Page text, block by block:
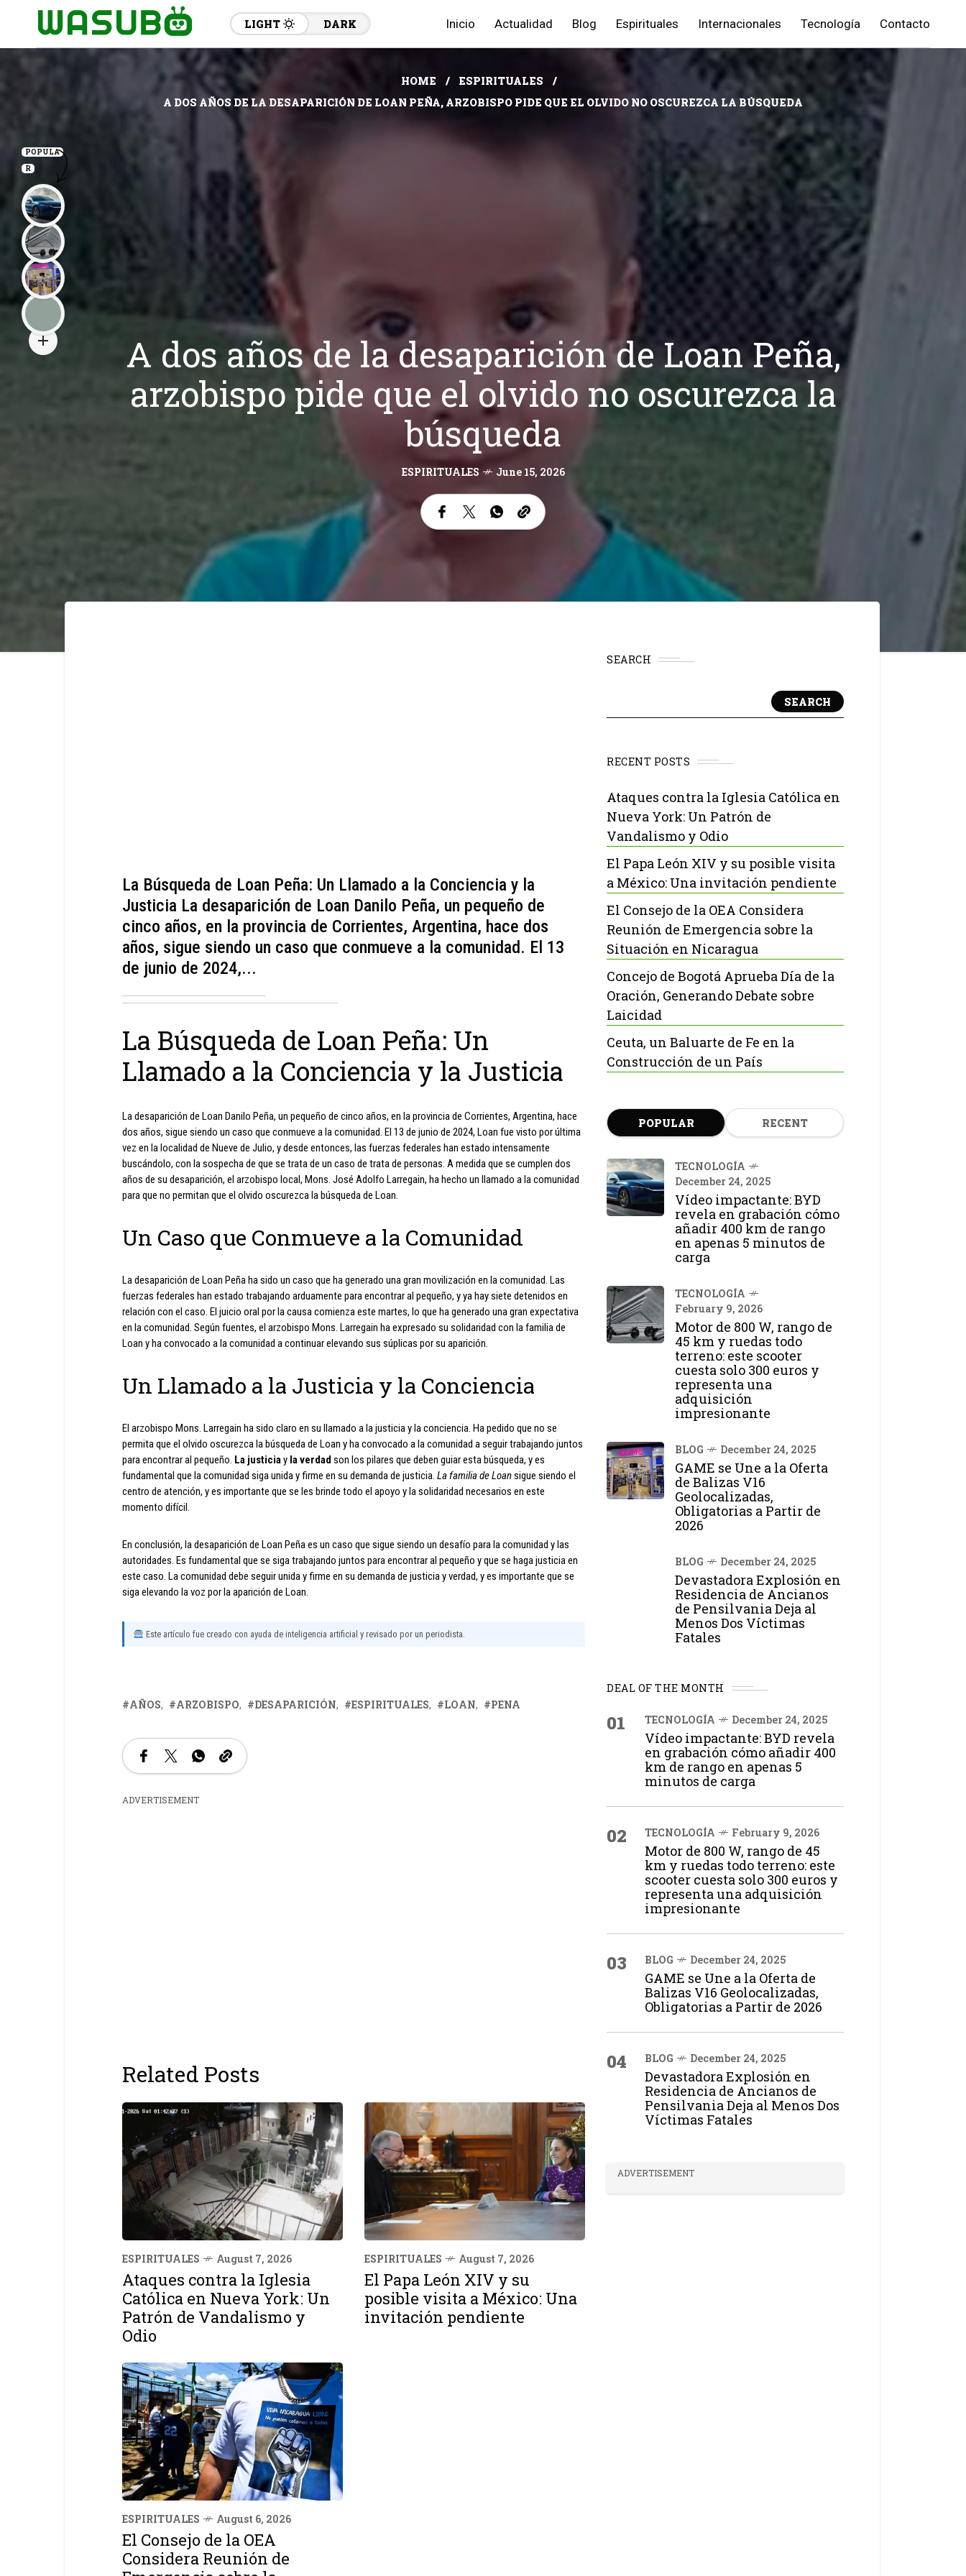
LIGHT DARK Inicio Actualidad Blog Espirituales Internacionales Tecnología Contacto
HOME
ESPIRITUALES
A DOS AÑOS DE LA DESAPARICIÓN DE LOAN PEÑA, ARZOBISPO PIDE QUE EL OLVIDO NO OSCUREZCA LA BÚSQUEDA
A dos años de la desaparición de Loan Peña,
arzobispo pide que el olvido no oscurezca la
búsqueda
ESPIRITUALES June 15, 2026
La Búsqueda de Loan Peña: Un Llamado a la Conciencia y la
Justicia La desaparición de Loan Danilo Peña, un pequeño de
cinco años, en la provincia de Corrientes, Argentina, hace dos
años, sigue siendo un caso que conmueve a la comunidad. El 13
de junio de 2024,...
La Búsqueda de Loan Peña: Un
Llamado a la Conciencia y la Justicia
La desaparición de Loan Danilo Peña, un pequeño de cinco años, en la provincia de Corrientes, Argentina, hace
dos años, sigue siendo un caso que conmueve a la comunidad. El 13 de junio de 2024, Loan fue visto por última
vez en la localidad de Nueve de Julio, y desde entonces, las fuerzas federales han estado intensamente
buscándolo, con la sospecha de que se trata de un caso de trata de personas. A medida que se cumplen dos
años de su desaparición, el arzobispo local, Mons. José Adolfo Larregain, ha hecho un llamado a la comunidad
para que no permitan que el olvido oscurezca la búsqueda de Loan.
Un Caso que Conmueve a la Comunidad
La desaparición de Loan Peña ha sido un caso que ha generado una gran movilización en la comunidad. Las
fuerzas federales han estado trabajando arduamente para encontrar al pequeño, y ya hay siete detenidos en
relación con el caso. El juicio oral por la causa comienza este martes, lo que ha generado una gran expectativa
en la comunidad. Según fuentes, el arzobispo Mons. Larregain ha expresado su solidaridad con la familia de
Loan y ha convocado a la comunidad a continuar elevando sus súplicas por su aparición.
Un Llamado a la Justicia y la Conciencia
El arzobispo Mons. Larregain ha sido claro en su llamado a la justicia y la conciencia. Ha pedido que no se
permita que el olvido oscurezca la búsqueda de Loan y ha convocado a la comunidad a seguir trabajando juntos
para encontrar al pequeño. La justiciay la verdad son los pilares que deben guiar esta búsqueda, y es
fundamental que la comunidad siga unida y firme en su demanda de justicia. La familia de Loansigue siendo el
centro de atención, y es importante que se les brinde todo el apoyo y la solidaridad necesarios en este
momento difícil.
En conclusión, la desaparición de Loan Peña es un caso que sigue siendo un desafío para la comunidad y las
autoridades. Es fundamental que se siga trabajando juntos para encontrar al pequeño y que se haga justicia en
este caso. La comunidad debe seguir unida y firme en su demanda de justicia y verdad, y es importante que se
siga elevando la voz por la aparición de Loan.
Este artículo fue creado con ayuda de inteligencia artificial y revisado por un periodista.
AÑOS ARZOBISPO DESAPARICIÓN ESPIRITUALES LOAN PENA
ADVERTISEMENT
Related Posts
ESPIRITUALES August 7, 2026
Ataques contra la Iglesia
Católica en Nueva York: Un
Patrón de Vandalismo y
Odio
ESPIRITUALES August 7, 2026
El Papa León XIV y su
posible visita a México: Una
invitación pendiente
ESPIRITUALES August 6, 2026
El Consejo de la OEA
Considera Reunión de
SEARCH
SEARCH
RECENT POSTS
Ataques contra la Iglesia Católica en
Nueva York: Un Patrón de
Vandalismo y Odio
El Papa León XIV y su posible visita
a México: Una invitación pendiente
El Consejo de la OEA Considera
Reunión de Emergencia sobre la
Situación en Nicaragua
Concejo de Bogotá Aprueba Día de la
Oración, Generando Debate sobre
Laicidad
Ceuta, un Baluarte de Fe en la
Construcción de un País
POPULAR RECENT
TECNOLOGÍA
December 24, 2025
Vídeo impactante: BYD
revela en grabación cómo
añadir 400 km de rango
en apenas 5 minutos de
carga
TECNOLOGÍA
February 9, 2026
Motor de 800 W, rango de
45 km y ruedas todo
terreno: este scooter
cuesta solo 300 euros y
representa una
adquisición
impresionante
BLOG December 24, 2025
GAME se Une a la Oferta
de Balizas V16
Geolocalizadas,
Obligatorias a Partir de
2026
BLOG December 24, 2025
Devastadora Explosión en
Residencia de Ancianos
de Pensilvania Deja al
Menos Dos Víctimas
Fatales
DEAL OF THE MONTH
01 TECNOLOGÍA December 24, 2025
Vídeo impactante: BYD revela
en grabación cómo añadir 400
km de rango en apenas 5
minutos de carga
02 TECNOLOGÍA February 9, 2026
Motor de 800 W, rango de 45
km y ruedas todo terreno: este
scooter cuesta solo 300 euros y
representa una adquisición
impresionante
03 BLOG December 24, 2025
GAME se Une a la Oferta de
Balizas V16 Geolocalizadas,
Obligatorias a Partir de 2026
04 BLOG December 24, 2025
Devastadora Explosión en
Residencia de Ancianos de
Pensilvania Deja al Menos Dos
Víctimas Fatales
ADVERTISEMENT
POPULA
R